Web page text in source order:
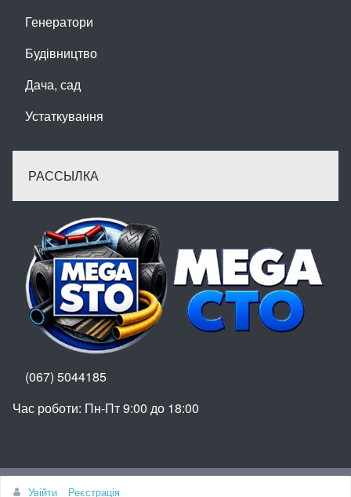
Генератори
Будівництво
Дача, сад
Устаткування
РАССЫЛКА
(067) 5044185
Час роботи: Пн-Пт 9:00 до 18:00
ВгоруУвійти Реєстрація